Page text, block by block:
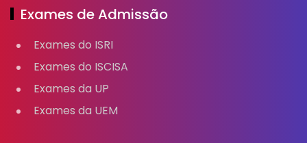
Exames de Admissão
Exames do ISRI
Exames do ISCISA
Exames da UP
Exames da UEM